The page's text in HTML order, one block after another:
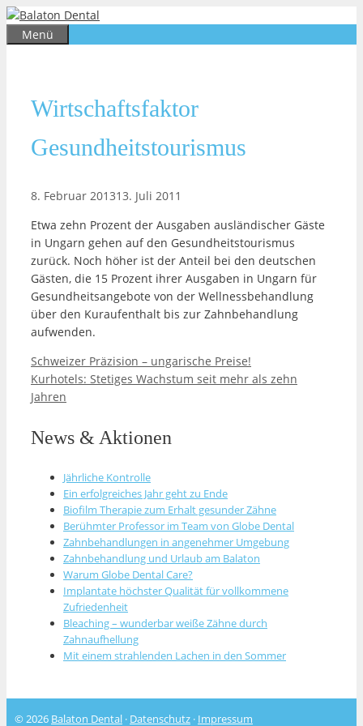
Zum
Inhalt
springen
Menü
Wirtschaftsfaktor
Gesundheitstourismus
8. Februar 201313. Juli 2011
Etwa zehn Prozent der Ausgaben ausländischer Gäste
in Ungarn gehen auf den Gesundheitstourismus
zurück. Noch höher ist der Anteil bei den deutschen
Gästen, die 15 Prozent ihrer Ausgaben in Ungarn für
Gesundheitsangebote von der Wellnessbehandlung
über den Kuraufenthalt bis zur Zahnbehandlung
aufwenden.
Schweizer Präzision – ungarische Preise!
Kurhotels: Stetiges Wachstum seit mehr als zehn
Jahren
News & Aktionen
Jährliche Kontrolle
Ein erfolgreiches Jahr geht zu Ende
Biofilm Therapie zum Erhalt gesunder Zähne
Berühmter Professor im Team von Globe Dental
Zahnbehandlungen in angenehmer Umgebung
Zahnbehandlung und Urlaub am Balaton
Warum Globe Dental Care?
Implantate höchster Qualität für vollkommene
Zufriedenheit
Bleaching – wunderbar weiße Zähne durch
Zahnaufhellung
Mit einem strahlenden Lachen in den Sommer
© 2026 Balaton Dental · Datenschutz · Impressum